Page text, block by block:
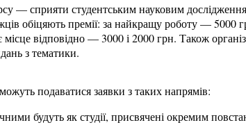
— сприяти студентським науковим
обіцяють премії: за найкращу роботу — 5000
місце відповідно — 3000 і 2000 грн. Також
з тематики.
подаватися заявки з таких напрямів:
будуть як студії, присвячені окремим